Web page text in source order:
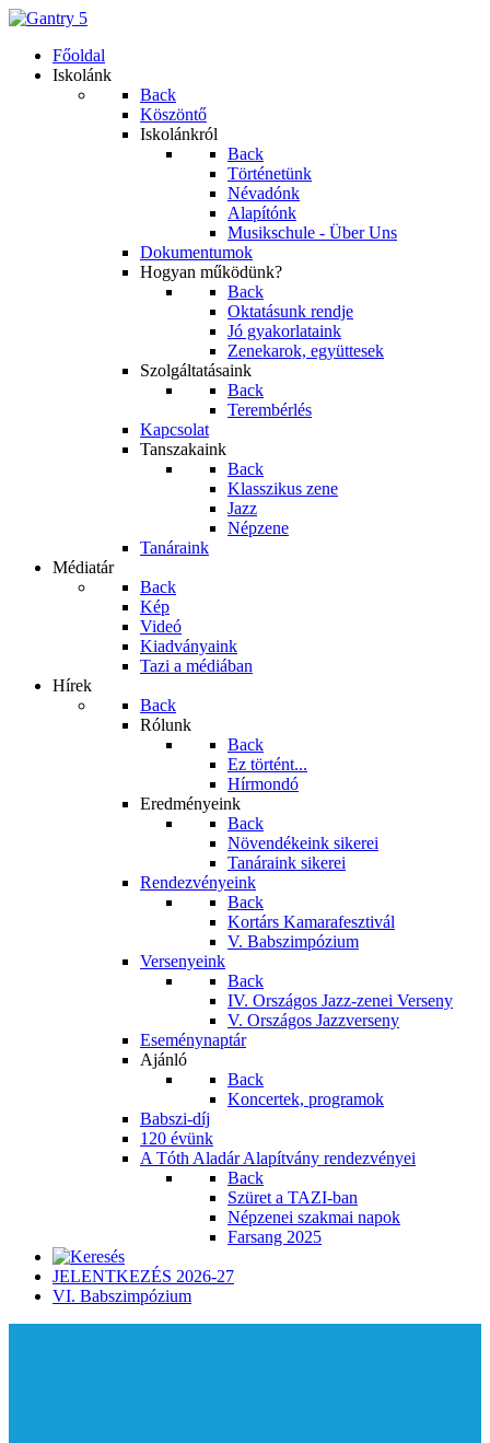
Főoldal
Iskolánk
Back
Köszöntő
Iskolánkról
Back
Történetünk
Névadónk
Alapítónk
Musikschule - Über Uns
Dokumentumok
Hogyan működünk?
Back
Oktatásunk rendje
Jó gyakorlataink
Zenekarok, együttesek
Szolgáltatásaink
Back
Terembérlés
Kapcsolat
Tanszakaink
Back
Klasszikus zene
Jazz
Népzene
Tanáraink
Médiatár
Back
Kép
Videó
Kiadványaink
Tazi a médiában
Hírek
Back
Rólunk
Back
Ez történt...
Hírmondó
Eredményeink
Back
Növendékeink sikerei
Tanáraink sikerei
Rendezvényeink
Back
Kortárs Kamarafesztivál
V. Babszimpózium
Versenyeink
Back
IV. Országos Jazz-zenei Verseny
V. Országos Jazzverseny
Eseménynaptár
Ajánló
Back
Koncertek, programok
Babszi-díj
120 évünk
A Tóth Aladár Alapítvány rendezvényei
Back
Szüret a TAZI-ban
Népzenei szakmai napok
Farsang 2025
JELENTKEZÉS 2026-27
VI. Babszimpózium